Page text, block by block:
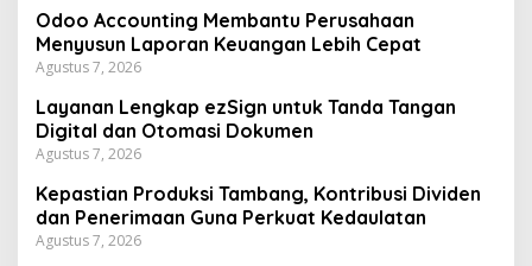
Odoo Accounting Membantu Perusahaan
Menyusun Laporan Keuangan Lebih Cepat
Agustus 7, 2026
Layanan Lengkap ezSign untuk Tanda Tangan
Digital dan Otomasi Dokumen
Agustus 7, 2026
Kepastian Produksi Tambang, Kontribusi Dividen
dan Penerimaan Guna Perkuat Kedaulatan
Agustus 7, 2026